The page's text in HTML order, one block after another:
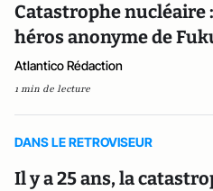
Catastrophe nucléaire
héros anonyme de
Atlantico Rédaction
1 min de lecture
DANS LE RETROVISEUR
Il y a 25 ans, la